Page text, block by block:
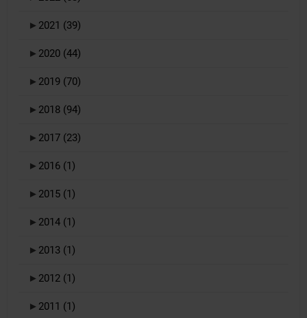
► 2021 (39)
► 2020 (44)
► 2019 (70)
► 2018 (94)
► 2017 (23)
► 2016 (1)
► 2015 (1)
► 2014 (1)
► 2013 (1)
► 2012 (1)
► 2011 (1)